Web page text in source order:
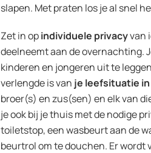
slapen. Met praten los je al snel
Zet in opindividuele privacyvan
deelneemt aan de overnachting.
kinderen en jongeren uit te
verlengde is van je leefsituatie
broer(s) en zus(sen) en elk van
je ook bij je thuis met de nodige
toiletstop, een wasbeurt aan de
beurtrol om te douchen. Er wordt